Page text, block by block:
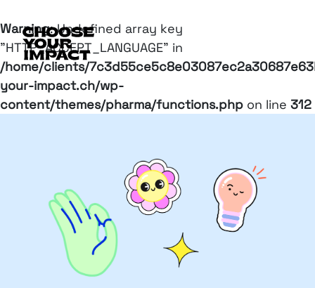
Warning: Undefined array key
"HTTP_ACCEPT_LANGUAGE" in
/home/clients/
your-impact.ch/wp-
content/themes/pharma/functions.php on line 312